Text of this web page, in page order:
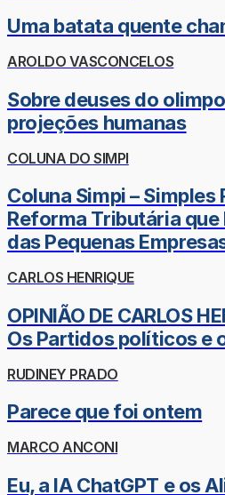
Uma batata quente
AROLDO VASCONCELOS
Sobre deuses do
projeções humanas
COLUNA DO SIMPI
Coluna Simpi – Simples
Reforma Tributária
das Pequenas
CARLOS HENRIQUE
OPINIÃO DE CARLOS
Os Partidos políticos e
RUDINEY PRADO
Parece que foi ontem
MARCO ANCONI
Eu, a IA ChatGPT e os